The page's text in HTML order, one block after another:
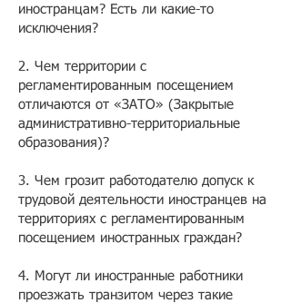
иностранцам? Есть ли какие-то
исключения?
2. Чем территории с
регламентированным посещением
отличаются от «ЗАТО» (Закрытые
административно-территориальные
образования)?
3. Чем грозит работодателю допуск к
трудовой деятельности иностранцев на
территориях с регламентированным
посещением иностранных граждан?
4. Могут ли иностранные работники
проезжать транзитом через такие